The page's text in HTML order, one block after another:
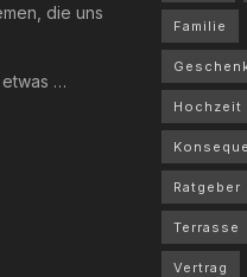
die uns
etwas …
Familie
Hochzeit
Ratgeber
Terrasse
Vertrag